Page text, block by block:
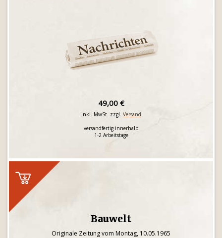
49,00 €
inkl. MwSt. zzgl. Versand
versandfertig innerhalb
1-2 Arbeitstage
Bauwelt
Originale Zeitung vom Montag, 10.05.1965